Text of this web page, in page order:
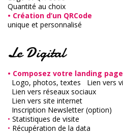
Quantité au choix
• Création d’un QRCode
unique et personnalisé
Le Digital
• Composez votre landing
Logo, photos, textes Lien vers
Lien vers réseaux sociaux
Lien vers site internet
Inscription Newsletter (option)
• Statistiques de visite
• Récupération de la data